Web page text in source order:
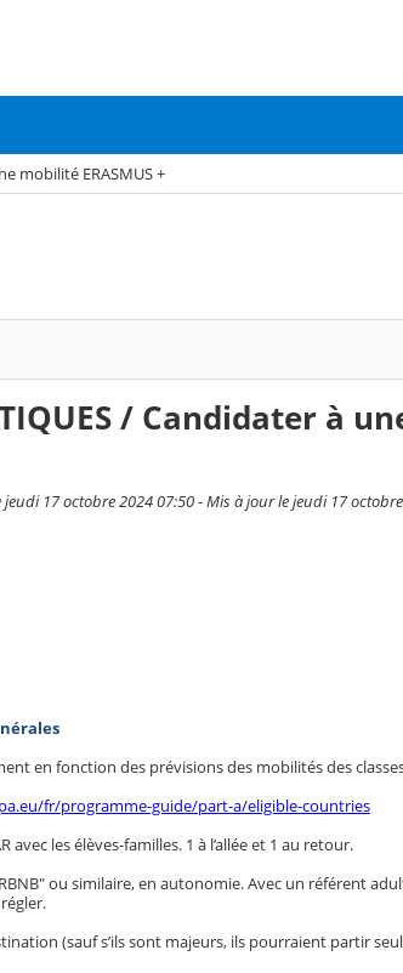
mobilité ERASMUS +
/ Candidater à
jeudi 17 octobre 2024 07:50 - Mis à jour le jeudi 17
en fonction des prévisions des mobilités des
fr/programme-guide/part-a/eligible-countries
les élèves-familles. 1 à l’allée et 1 au retour.
ou similaire, en autonomie. Avec un référent
(sauf s’ils sont majeurs, ils pourraient partir